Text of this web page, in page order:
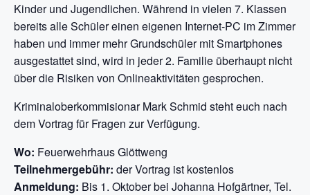
Kinder und Jugendlichen. Während in vielen 7. Klassen
bereits alle Schüler einen eigenen Internet-PC im Zimmer
haben und immer mehr Grundschüler mit Smartphones
ausgestattet sind, wird in jeder 2. Familie überhaupt nicht
über die Risiken von Onlineaktivitäten gesprochen.
Kriminaloberkommisionar Mark Schmid steht euch nach
dem Vortrag für Fragen zur Verfügung.
Wo: Feuerwehrhaus Glöttweng
Teilnehmergebühr: der Vortrag ist kostenlos
Anmeldung: Bis 1. Oktober bei Johanna Hofgärtner, Tel.